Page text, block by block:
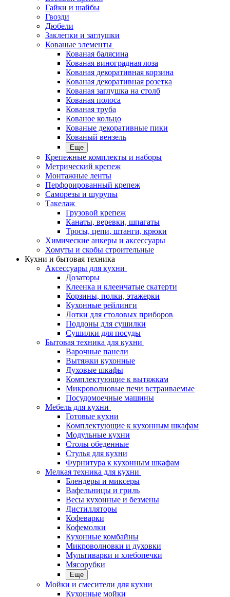
Гайки и шайбы
Гвозди
Дюбели
Заклепки и заглушки
Кованые элементы
Кованая балясина
Кованая виноградная лоза
Кованая декоративная корзина
Кованая декоративная розетка
Кованая заглушка на столб
Кованая полоса
Кованая труба
Кованое кольцо
Кованые декоративные пики
Кованый вензель
Еще
Крепежные комплекты и наборы
Метрический крепеж
Монтажные ленты
Перфорированный крепеж
Саморезы и шурупы
Такелаж
Грузовой крепеж
Канаты, веревки, шпагаты
Тросы, цепи, штанги, крюки
Химические анкеры и аксессуары
Хомуты и скобы строительные
Кухни и бытовая техника
Аксессуары для кухни
Дозаторы
Клеенка и клеенчатые скатерти
Корзины, полки, этажерки
Кухонные рейлинги
Лотки для столовых приборов
Поддоны для сушилки
Сушилки для посуды
Бытовая техника для кухни
Варочные панели
Вытяжки кухонные
Духовые шкафы
Комплектующие к вытяжкам
Микроволновые печи встраиваемые
Посудомоечные машины
Мебель для кухни
Готовые кухни
Комплектующие к кухонным шкафам
Модульные кухни
Столы обеденные
Стулья для кухни
Фурнитура к кухонным шкафам
Мелкая техника для кухни
Блендеры и миксеры
Вафельницы и гриль
Весы кухонные и безмены
Дистилляторы
Кофеварки
Кофемолки
Кухонные комбайны
Микроволновки и духовки
Мультиварки и хлебопечки
Мясорубки
Еще
Мойки и смесители для кухни
Кухонные мойки